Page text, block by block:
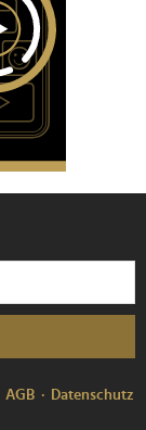
AGB
Datenschutz